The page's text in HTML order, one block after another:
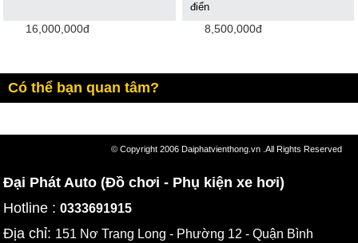
16,000,000đ
điển
8,500,000đ
Có thể bạn quan tâm?
© Copyright 2006 Daiphatvienthong.vn .All Rights Reserved
Đại Phát Auto (Đồ chơi - Phụ kiện xe hơi)
Hotline :0333691915
Địa chỉ: 151 Nơ Trang Long - Phường 12 - Quận Bình